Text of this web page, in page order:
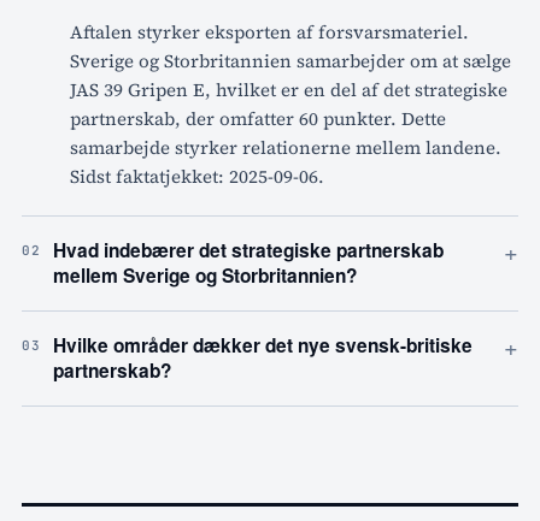
Aftalen styrker eksporten af forsvarsmateriel.
Sverige og Storbritannien samarbejder om at sælge
JAS 39 Gripen E, hvilket er en del af det strategiske
partnerskab, der omfatter 60 punkter. Dette
samarbejde styrker relationerne mellem landene.
Sidst faktatjekket: 2025-09-06.
02
Hvad indebærer det strategiske partnerskab
mellem Sverige og Storbritannien?
+
03
Hvilke områder dækker det nye svensk-britiske
partnerskab?
+